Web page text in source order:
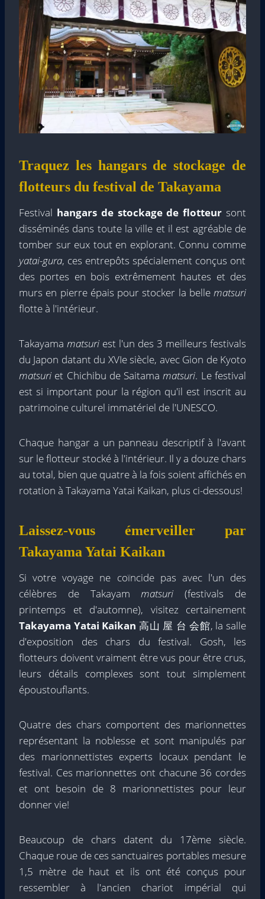
Traquez les hangars de stockage de
flotteurs du festival de Takayama
Festival hangars de stockage de flotteur sont
disséminés dans toute la ville et il est agréable de
tomber sur eux tout en explorant. Connu comme
yatai-gura, ces entrepôts spécialement conçus ont
des portes en bois extrêmement hautes et des
murs en pierre épais pour stocker la belle matsuri
flotte à l'intérieur.
Takayama matsuri est l'un des 3 meilleurs festivals
du Japon datant du XVIe siècle, avec Gion de Kyoto
matsuri et Chichibu de Saitamamatsuri. Le festival
est si important pour la région qu'il est inscrit au
patrimoine culturel immatériel de l'UNESCO.
Chaque hangar a un panneau descriptif à l'avant
sur le flotteur stocké à l'intérieur. Il y a douze chars
au total, bien que quatre à la fois soient affichés en
rotation à Takayama Yatai Kaikan, plus ci-dessous!
Laissez-vous émerveiller par
Takayama Yatai Kaikan
Si votre voyage ne coïncide pas avec l'un des
célèbres de Takayammatsuri (festivals de
printemps et d'automne), visitez certainement
Takayama Yatai Kaikan 高山 屋 台 会館, la salle
d'exposition des chars du festival. Gosh, les
flotteurs doivent vraiment être vus pour être crus,
leurs détails complexes sont tout simplement
époustouflants.
Quatre des chars comportent des marionnettes
représentant la noblesse et sont manipulés par
des marionnettistes experts locaux pendant le
festival. Ces marionnettes ont chacune 36 cordes
et ont besoin de 8 marionnettistes pour leur
donner vie!
Beaucoup de chars datent du 17ème siècle.
Chaque roue de ces sanctuaires portables mesure
1,5 mètre de haut et ils ont été conçus pour
ressembler à l'ancien chariot impérial qui